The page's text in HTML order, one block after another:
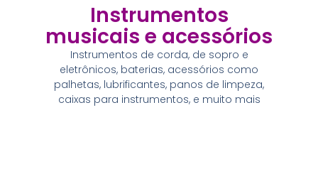
Instrumentos
musicais e acessórios
Instrumentos de corda, de sopro e
eletrônicos, baterias, acessórios como
palhetas, lubrificantes, panos de limpeza,
caixas para instrumentos, e muito mais